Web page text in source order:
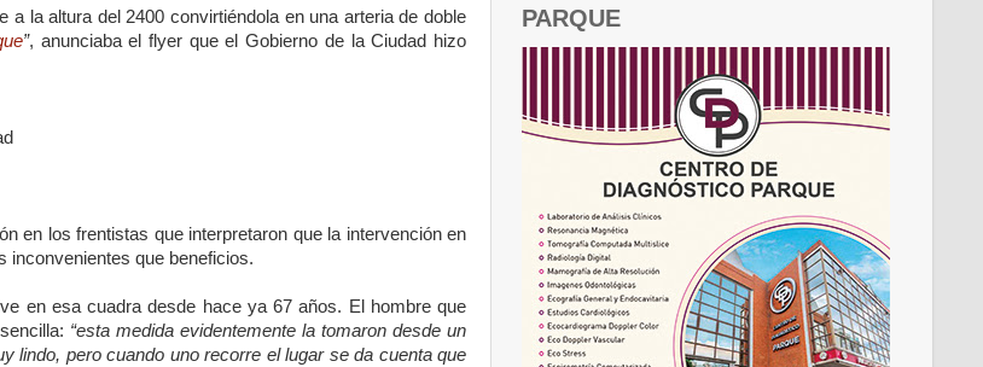
la altura del 2400 convirtiéndola en una arteria de doble
”, anunciaba el flyer que el Gobierno de la Ciudad hizo
en los frentistas que interpretaron que la intervención en
inconvenientes que beneficios.
en esa cuadra desde hace ya 67 años. El hombre que
“esta medida evidentemente la tomaron desde un
lindo, pero cuando uno recorre el lugar se da cuenta que
PARQUE